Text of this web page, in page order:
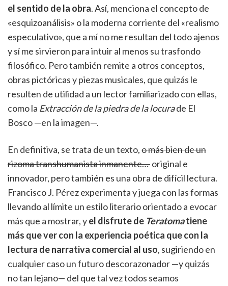
el sentido de la obra. Así, menciona el concepto de
«esquizoanálisis» o la moderna corriente del «realismo
especulativo», que a mí no me resultan del todo ajenos
y sí me sirvieron para intuir al menos su trasfondo
filosófico. Pero también remite a otros conceptos,
obras pictóricas y piezas musicales, que quizás le
resulten de utilidad a un lector familiarizado con ellas,
como la Extracción de la piedra de la locurade El
Bosco —en la imagen—.
En definitiva, se trata de un texto,o más bien de un
rizoma transhumanista inmanente…original e
innovador, pero también es una obra de difícil lectura.
Francisco J. Pérez experimenta y juega con las formas
llevando al límite un estilo literario orientado a evocar
más que a mostrar, yel disfrute de Teratomatiene
más que ver con la experiencia poética que con la
lectura de narrativa comercial al uso, sugiriendo en
cualquier caso un futuro descorazonador —y quizás
no tan lejano— del que tal vez todos seamos